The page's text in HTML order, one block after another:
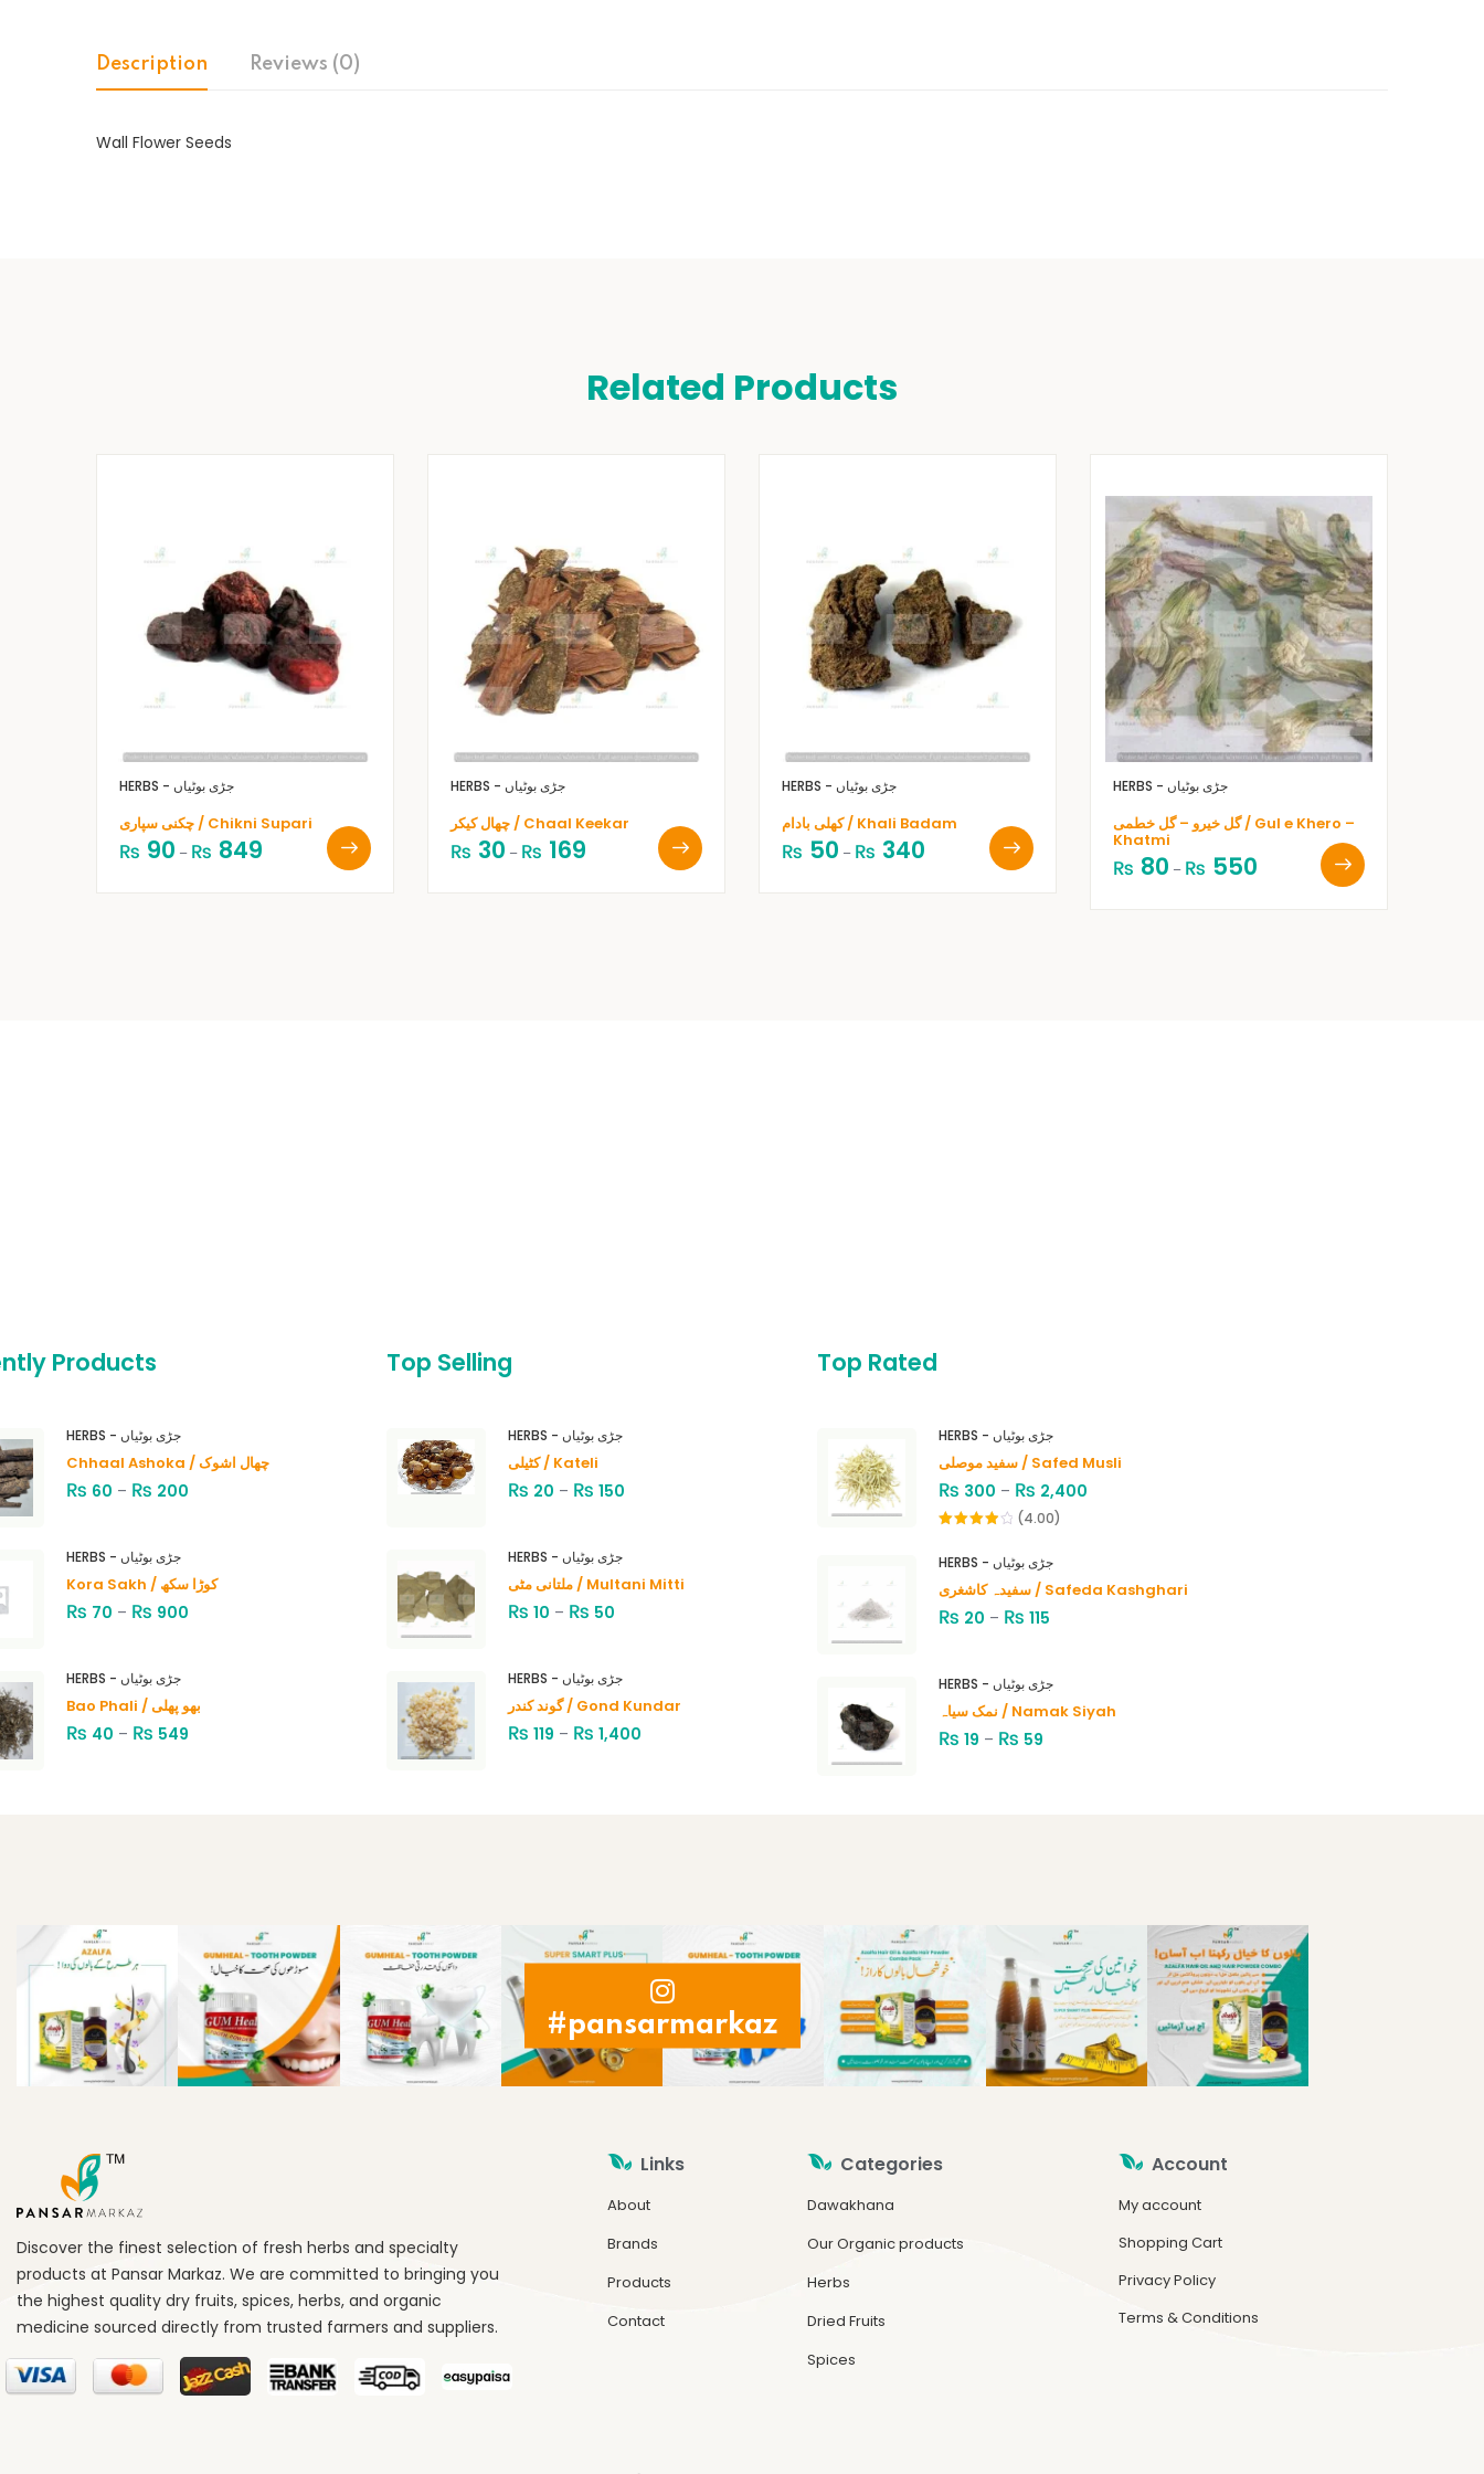
Description Reviews (0)
Wall Flower Seeds
Related Products
HERBS - جڑی بوٹیاں
چکنی سپاری / Chikni Supari
₨ 90 – ₨ 849
HERBS - جڑی بوٹیاں
چھال کیکر / Chaal Keekar
₨ 30 – ₨ 169
HERBS - جڑی بوٹیاں
کھلی بادام / Khali Badam
₨ 50 – ₨ 340
HERBS - جڑی بوٹیاں
گل خیرو – گل خطمی / Gul e Khero –
Khatmi
₨ 80 – ₨ 550
Products
HERBS - جڑی بوٹیاں
Chhaal Ashoka / چھال اشوک
₨ 60 – ₨ 200
HERBS - جڑی بوٹیاں
Kora Sakh / کوڑا سکھ
₨ 70 – ₨ 900
HERBS - جڑی بوٹیاں
Bao Phali / بھو پھلی
₨ 40 – ₨ 549
Top Selling
HERBS - جڑی بوٹیاں
کٹیلی / Kateli
₨ 20 – ₨ 150
HERBS - جڑی بوٹیاں
ملتانی مٹی / Multani Mitti
₨ 10 – ₨ 50
HERBS - جڑی بوٹیاں
گوند کندر / Gond Kundar
₨ 119 – ₨ 1,400
Top Rated
HERBS - جڑی بوٹیاں
سفید موصلی / Safed Musli
₨ 300 – ₨ 2,400
of 5
(4.00)
HERBS - جڑی بوٹیاں
سفیدہ کاشغری / Safeda Kashghari
₨ 20 – ₨ 115
HERBS - جڑی بوٹیاں
نمک سیاہ / Namak Siyah
₨ 19 – ₨ 59
#pansarmarkaz
Discover the finest selection of fresh herbs and specialty
products at Pansar Markaz. We are committed to bringing you
the highest quality dry fruits, spices, herbs, and organic
medicine sourced directly from trusted farmers and suppliers.
Links
About
Brands
Products
Contact
Categories
Dawakhana
Our Organic products
Herbs
Dried Fruits
Spices
Account
My account
Shopping Cart
Privacy Policy
Terms & Conditions